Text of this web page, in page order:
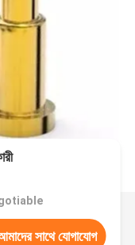
সাথে যোগাযোগ